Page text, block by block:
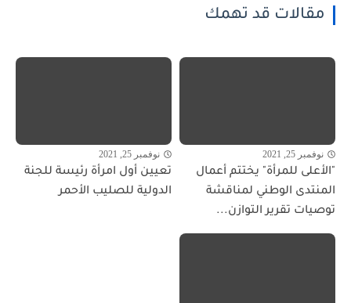
مقالات قد تهمك
نوفمبر 25, 2021
"الأعلى للمرأة" يختتم أعمال
المنتدى الوطني لمناقشة
توصيات تقرير التوازن...
نوفمبر 25, 2021
تعيين أول امرأة رئيسة للجنة
الدولية للصليب الأحمر